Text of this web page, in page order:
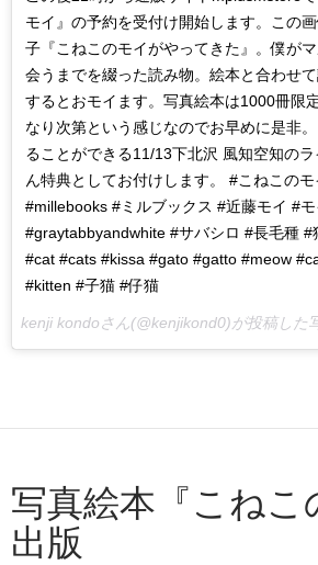
モイ』の予約を受付け開始します。この
子『こねこのモイがやってきた』。僕が
会うまでを綴った読み物。絵本と合わせ
するとおモイます。写真絵本は1000冊限
なり次第という感じなのでお早めに是非
ることができる11/13下北沢 風知空知の
ん特典としてお付けします。 #こねこの
#millebooks #ミルブックス #近藤モイ #
#graytabbyandwhite #サバシロ #長毛種
#cat #cats #kissa #gato #gatto #meow
#kitten #子猫 #仔猫
kenji kondoさん(@kenjikond0)が投稿した
写真絵本『こねこ
出版